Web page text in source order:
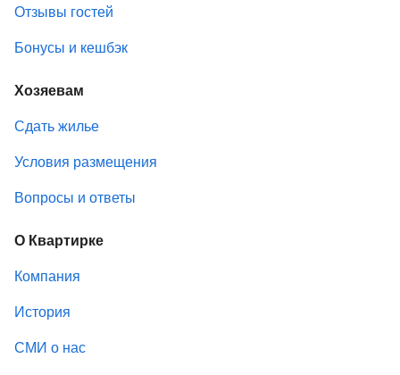
Отзывы гостей
Бонусы и кешбэк
Хозяевам
Сдать жилье
Условия размещения
Вопросы и ответы
О Квартирке
Компания
История
СМИ о нас